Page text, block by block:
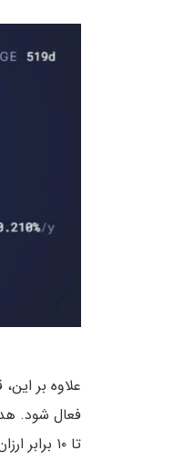
فعال شود.
تا ۱۰ برابر ارزان‌تر کند.